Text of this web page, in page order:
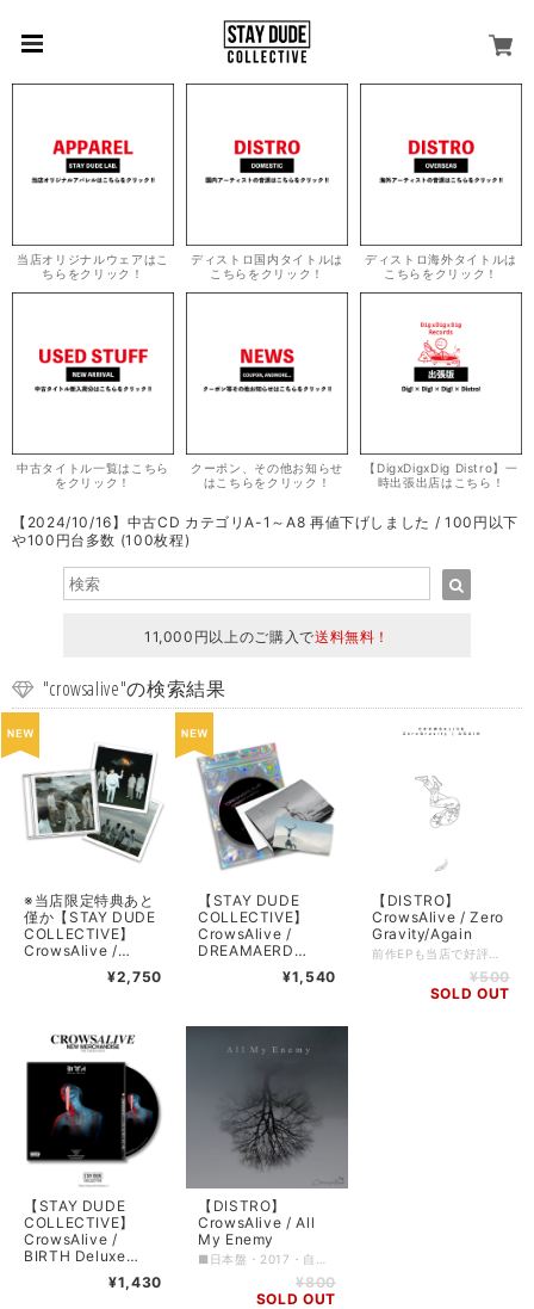
当店オリジナルウェアはこ
ちらをクリック！
ディストロ国内タイトルは
こちらをクリック！
ディストロ海外タイトルは
こちらをクリック！
中古タイトル一覧はこちら
をクリック！
クーポン、その他お知らせ
はこちらをクリック！
【DigxDigxDig Distro】一
時出張出店はこちら！
【2024/10/16】中古CD カテゴリA-1～A8 再値下げしました / 100円以下
や100円台多数 (100枚程)
11,000円以上のご購入で送料無料！
"crowsalive"の検索結果
※当店限定特典あと
僅か【STAY DUDE
COLLECTIVE】
CrowsAlive /
¥2,750
【STAY DUDE
COLLECTIVE】
CrowsAlive /
DREAMAERD
¥1,540
【DISTRO】
CrowsAlive / Zero
Gravity/Again
¥500
SOLD OUT
【STAY DUDE
COLLECTIVE】
CrowsAlive /
BIRTH Deluxe
¥1,430
【DISTRO】
CrowsAlive / All
My Enemy
¥800
SOLD OUT